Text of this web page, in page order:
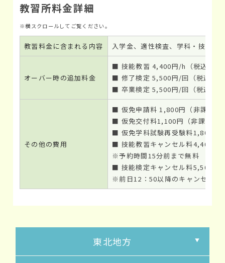
教習所料金詳細
教習料金に含まれる内容 入学金、適性検査、学科・技能教
オーバー時の追加料金
■ 技能教習 4,400円/h（税込）
■ 修了検定 5,500円/回（税込）
■ 卒業検定 5,500円/回（税込）
その他の費用
■ 仮免申請料 1,800円（非課税）
■ 仮免交付料1,100円（非課税）
■ 仮免学科試験再受験料1,800円
■ 技能教習キャンセル料4,400円
※予約時間15分前まで無料
■ 技能検定キャンセル料5,500円
※前日12：50以降のキャンセルが
東北地方